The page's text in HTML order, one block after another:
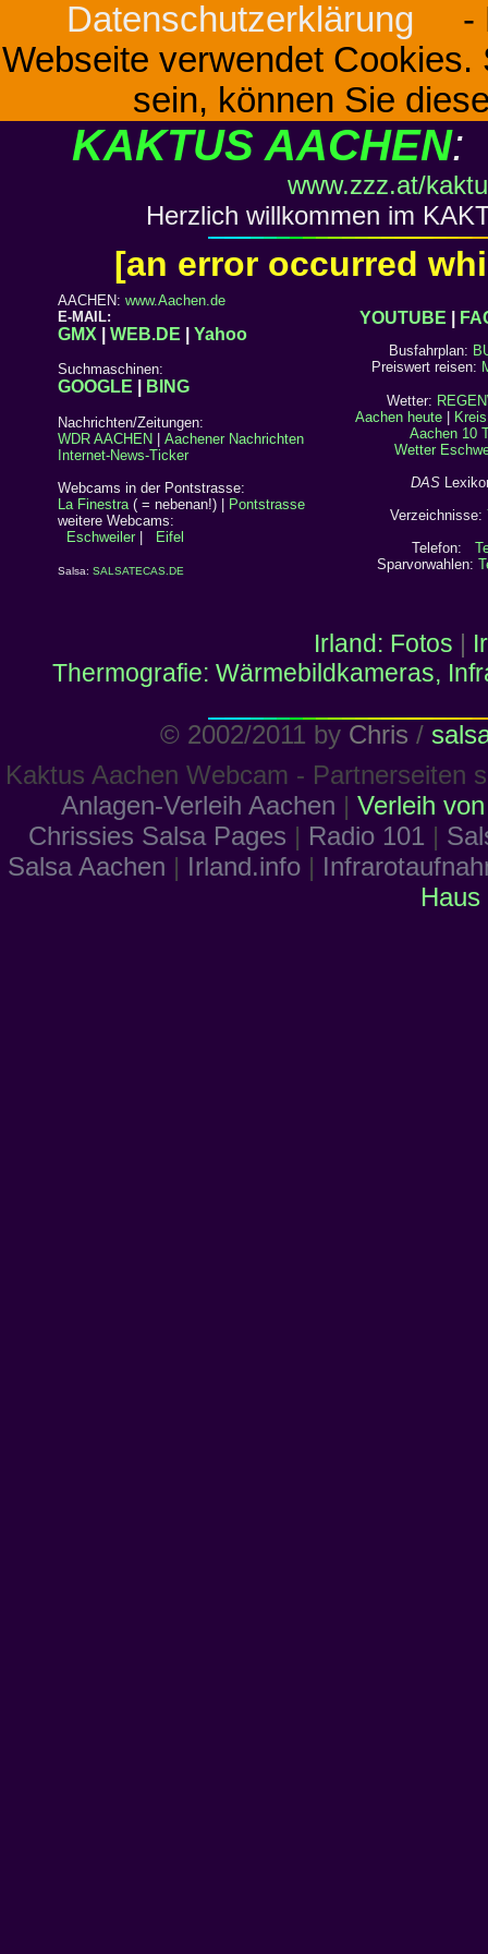
Datenschutzerklärung -
Webseite verwendet
sein, können Sie
KAKTUS AACHEN:
www.zzz.at/
Herzlich willkommen im
[an error occurred
AACHEN: www.Aachen.de
E-MAIL:
GMX WEB.DE Yahoo
Suchmaschinen:
GOOGLE BING
Nachrichten/Zeitungen:
WDR AACHEN
Aachener Nachrichten
Internet-News-Ticker
Webcams in der Pontstrasse:
La Finestra( = nebenan!) |
Pontstrasse
weitere Webcams:
Eschweiler| Eifel
Salsa: SALSATECAS.DE
YOUTUBE
Busfahrplan:
Preiswert reisen:
Wetter:
Aachen heute
Aachen 10
Wetter
DAS
Verzeichnisse:
Telefon:
Sparvorwahlen:
Irland: Fotos |
Thermografie: Wärmebildkameras,
© 2002/2011 by Chris /
Kaktus Aachen Webcam - Partnerseiten
Anlagen-Verleih Aachen | Verleih
Chrissies Salsa Pages | Radio 101 |
Salsa Aachen | Irland.info |